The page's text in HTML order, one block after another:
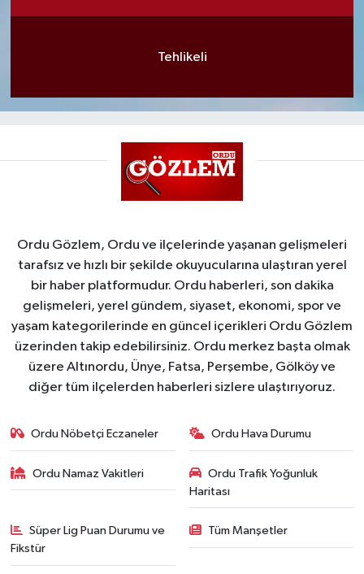
Tehlikeli
Ordu Gözlem, Ordu ve ilçelerinde yaşanan gelişmeleri
tarafsız ve hızlı bir şekilde okuyucularına ulaştıran yerel
bir haber platformudur. Ordu haberleri, son dakika
gelişmeleri, yerel gündem, siyaset, ekonomi, spor ve
yaşam kategorilerinde en güncel içerikleri Ordu Gözlem
üzerinden takip edebilirsiniz. Ordu merkez başta olmak
üzere Altınordu, Ünye, Fatsa, Perşembe, Gölköy ve
diğer tüm ilçelerden haberleri sizlere ulaştırıyoruz.
Ordu Nöbetçi Eczaneler Ordu Hava Durumu
Ordu Namaz Vakitleri
Ordu Trafik Yoğunluk
Haritası
Süper Lig Puan Durumu ve
Fikstür
Tüm Manşetler